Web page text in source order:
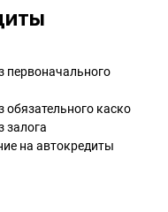
первоначального
обязательного каско
залога
на aвтокредиты